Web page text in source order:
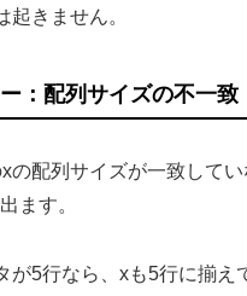
起きません。
：配列サイズの不一致
の配列サイズが一致してい
ます。
が5行なら、xも5行に揃え